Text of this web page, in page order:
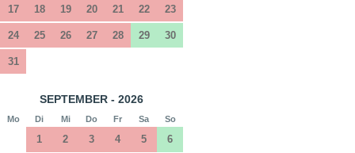
17 18 19 20 21 22 23
24 25 26 27 28 29 30
31
SEPTEMBER - 2026
Mo Di Mi Do Fr Sa So
1 2 3 4 5 6